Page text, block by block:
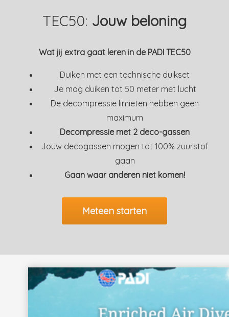
TEC50: Jouw beloning
Wat jij extra gaat leren in de PADI TEC50
Duiken met een technische duikset
Je mag duiken tot 50 meter met lucht
De decompressie limieten hebben geen
maximum
Decompressie met 2 deco-gassen
Jouw decogassen mogen tot 100% zuurstof
gaan
Gaan waar anderen niet komen!
Meteen starten